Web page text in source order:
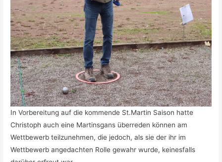
In Vorbereitung auf die kommende St.Martin Saison hatte
Christoph auch eine Martinsgans überreden können am
Wettbewerb teilzunehmen, die jedoch, als sie der ihr im
Wettbewerb angedachten Rolle gewahr wurde, keinesfalls